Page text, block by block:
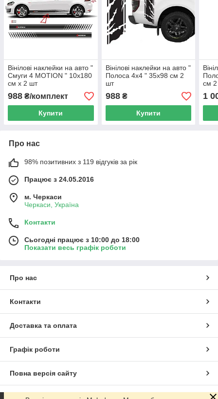
Вінілові наклейки на авто "
Смуги 4 MOTION " 10х180
см х 2 шт
988 ₴/комплект
Купити
Вінілові наклейки на авто "
Полоса 4х4 " 35х98 см 2
шт
988₴
Купити
см
1
Про нас
98% позитивних з 119 відгуків за рік
Працює з 24.05.2016
м. Черкаси
Черкаси, Україна
Контакти
Сьогодні працює з 10:00 до 18:00
Показати весь графік роботи
Про нас
Контакти
Доставка та оплата
Графік роботи
Повна версія сайту
Сайт створено на маркетплейсі Prom.ua